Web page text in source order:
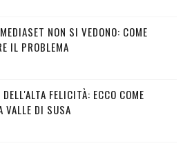
NON SI VEDONO: COME
IL PROBLEMA
FELICITÀ: ECCO COME
VALLE DI SUSA